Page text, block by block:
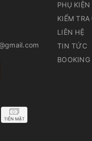
PHỤ KIỆN
KIỂM
LIÊN HỆ
TIN TỨC